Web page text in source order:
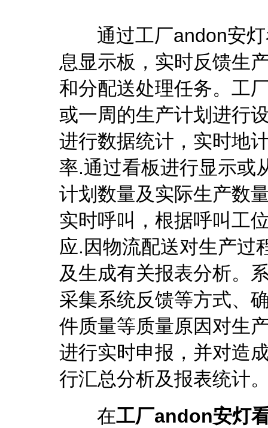
通过工厂andon安灯
息显示板，实时反馈生
和分配送处理任务。工
或一周的生产计划进行
进行数据统计，实时地
率.通过看板进行显示或
计划数量及实际生产数
实时呼叫，根据呼叫工
应.因物流配送对生产过
及生成有关报表分析。
采集系统反馈等方式、
件质量等质量原因对生
进行实时申报，并对造
行汇总分析及报表统计
在工厂andon安灯